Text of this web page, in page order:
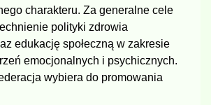
charakteru. Za generalne cele
polityki zdrowia
edukację społeczną w zakresie
emocjonalnych i psychicznych.
wybiera do promowania